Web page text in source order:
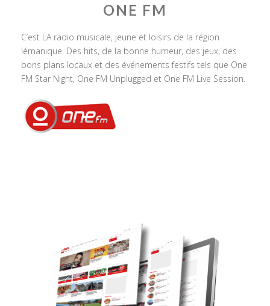
ONE FM
C’est LA radio musicale, jeune et loisirs de la région
lémanique. Des hits, de la bonne humeur, des jeux, des
bons plans locaux et des événements festifs tels que One
FM Star Night, One FM Unplugged et One FM Live Session.